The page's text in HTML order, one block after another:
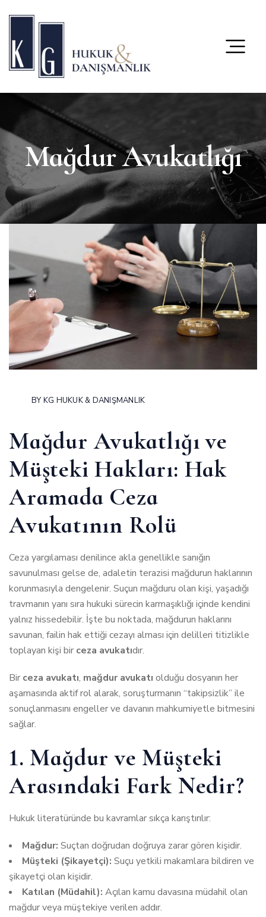
Mağdur Avukatlığı
BYKG HUKUK & DANIŞMANLIK
Mağdur Avukatlığı ve
Müşteki Hakları: Hak
Aramada Ceza
Avukatının Rolü
Ceza yargılaması denilince akla genellikle sanığın
savunulması gelse de, adaletin terazisi mağdurun haklarının
korunmasıyla dengelenir. Suçun mağduru olan kişi, yaşadığı
travmanın yanı sıra hukuki sürecin karmaşıklığı içinde kendini
yalnız hissedebilir. İşte bu noktada, mağdurun haklarını
savunan, failin hak ettiği cezayı alması için delilleri titizlikle
toplayan kişi bir ceza avukatıdır.
Bir ceza avukatı, mağdur avukatı olduğu dosyanın her
aşamasında aktif rol alarak, soruşturmanın “takipsizlik” ile
sonuçlanmasını engeller ve davanın mahkumiyetle bitmesini
sağlar.
1. Mağdur ve Müşteki
Arasındaki Fark Nedir?
Hukuk literatüründe bu kavramlar sıkça karıştırılır:
Mağdur: Suçtan doğrudan doğruya zarar gören kişidir.
Müşteki (Şikayetçi): Suçu yetkili makamlara bildiren ve
şikayetçi olan kişidir.
Katılan (Müdahil): Açılan kamu davasına müdahil olan
mağdur veya müştekiye verilen addır.